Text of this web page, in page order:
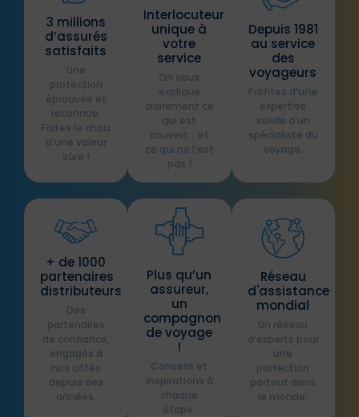
3 millions
d’assurés
satisfaits
Une
protection
éprouvée et
reconnue.
Faites le choix
d’une valeur
sûre !
Interlocuteur
unique à
votre
service
On vous
explique
clairement ce
qui est
couvert… et
ce qui ne l’est
pas !​
Depuis 1981
au service
des
voyageurs
Profitez d’une
expertise
solide d'un
spécialiste du
voyage.​
+ de 1000
partenaires
distributeurs​
Des
partenaires
de confiance,
engagés à
nos côtés
depuis des
années.
Plus qu’un
assureur,
un
compagnon
de voyage
!​
Conseils et
inspirations à
chaque
étape.​
Réseau
d'assistance
mondial
Un réseau
d’experts pour
une
protection
partout dans
le monde.